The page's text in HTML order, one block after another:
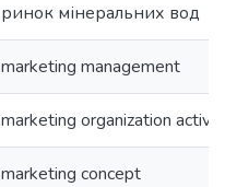
ринок мінеральних вод
marketing management
marketing organization
marketing concept